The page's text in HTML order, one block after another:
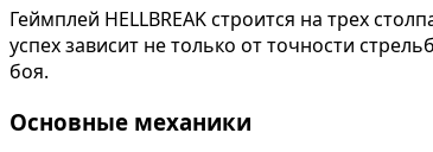
Геймплей HELLBREAK строится на трех
успех зависит не только от точности
боя.
Основные механики